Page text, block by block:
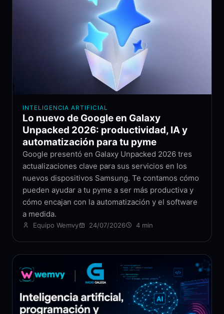
INTELIGENCIA ARTIFICIAL
Lo nuevo de Google en Galaxy
Unpacked 2026: productividad, IA y
automatización para tu pyme
Google presentó en Galaxy Unpacked 2026 tres
actualizaciones clave para sus servicios en los
nuevos dispositivos Samsung. Te contamos cómo
pueden ayudar a tu pyme a ser más productiva y
cómo encajan con la automatización y el software
a medida.
Equipo Wemvy 24/07/2026 4 min